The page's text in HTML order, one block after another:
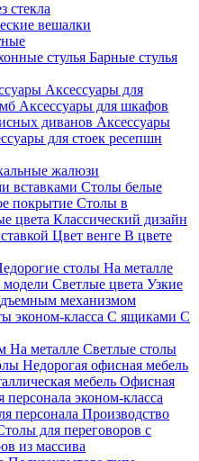
стекла
вешалки
стулья Барные стулья
Аксессуары для
Аксессуары для шкафов
диванов Аксессуары
для стоек ресепшн
жалюзи
вставками Столы белые
покрытие Столы в
цвета Классический дизайн
Цвет венге В цвете
столы На металле
Светлые цвета Узкие
механизмом
эконом-класса С ящиками С
На металле Светлые столы
Недорогая офисная мебель
мебель Офисная
персонала эконом-класса
персонала Производство
для переговоров с
из массива